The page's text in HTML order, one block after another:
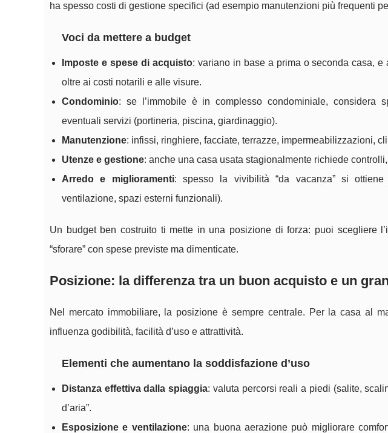
ha spesso costi di gestione specifici (ad esempio manutenzioni più frequenti
Voci da mettere a budget
Imposte e spese di acquisto: variano in base a prima o seconda casa,
oltre ai costi notarili e alle visure.
Condominio: se l’immobile è in complesso condominiale, considera
eventuali servizi (portineria, piscina, giardinaggio).
Manutenzione: infissi, ringhiere, facciate, terrazze, impermeabilizzazioni,
Utenze e gestione: anche una casa usata stagionalmente richiede
Arredo e miglioramenti: spesso la vivibilità “da vacanza” si ottiene
ventilazione, spazi esterni funzionali).
Un budget ben costruito ti mette in una posizione di forza: puoi scegliere
“sforare” con spese previste ma dimenticate.
Posizione: la differenza tra un buon acquisto e un
Nel mercato immobiliare, la posizione è sempre centrale. Per la casa al
influenza godibilità, facilità d’uso e attrattività.
Elementi che aumentano la soddisfazione d’uso
Distanza effettiva dalla spiaggia: valuta percorsi reali a piedi (salite,
d’aria”.
Esposizione e ventilazione: una buona aerazione può migliorare